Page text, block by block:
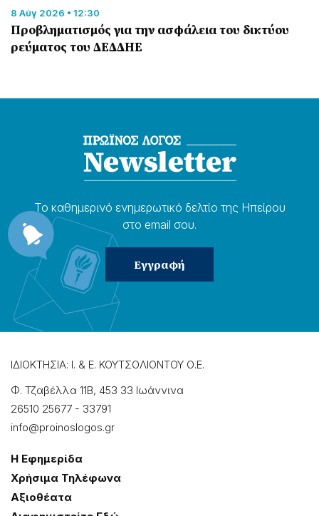
8 Αύγ 2026 • 12:30
Προβληματισμός για την ασφάλεια του δικτύου
ρεύματος του ΔΕΔΔΗΕ
Το καθημερɩνό ενημερωτɩκό δελτίο της Ηπείρου
στο email σου.
ΙΔΙΟΚΤΗΣΙΑ: Ι. & Ε. ΚΟΥΤΣΟΛΙΟΝΤΟΥ Ο.Ε.
Φ. Τζαβέλλα 11Β, 453 33 Ιωάννɩνα
26510 25677 - 33791
info@proinoslogos.gr
Η Εφημερίδα
Χρήσɩμα Τηλέφωνα
Αξɩοθέατα